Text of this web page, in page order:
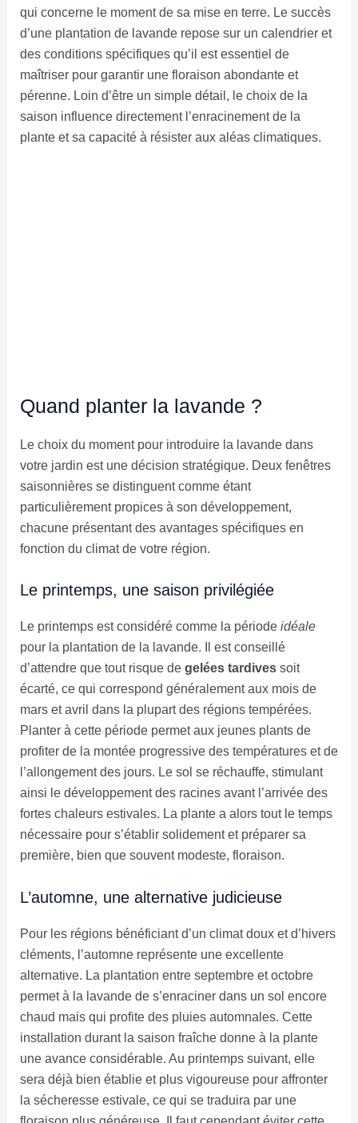
qui concerne le moment de sa mise en terre. Le succès
d’une plantation de lavande repose sur un calendrier et
des conditions spécifiques qu’il est essentiel de
maîtriser pour garantir une floraison abondante et
pérenne. Loin d’être un simple détail, le choix de la
saison influence directement l’enracinement de la
plante et sa capacité à résister aux aléas climatiques.
Quand planter la lavande ?
Le choix du moment pour introduire la lavande dans
votre jardin est une décision stratégique. Deux fenêtres
saisonnières se distinguent comme étant
particulièrement propices à son développement,
chacune présentant des avantages spécifiques en
fonction du climat de votre région.
Le printemps, une saison privilégiée
Le printemps est considéré comme la période idéale
pour la plantation de la lavande. Il est conseillé
d’attendre que tout risque de gelées tardivessoit
écarté, ce qui correspond généralement aux mois de
mars et avril dans la plupart des régions tempérées.
Planter à cette période permet aux jeunes plants de
profiter de la montée progressive des températures et de
l’allongement des jours. Le sol se réchauffe, stimulant
ainsi le développement des racines avant l’arrivée des
fortes chaleurs estivales. La plante a alors tout le temps
nécessaire pour s’établir solidement et préparer sa
première, bien que souvent modeste, floraison.
L’automne, une alternative judicieuse
Pour les régions bénéficiant d’un climat doux et d’hivers
cléments, l’automne représente une excellente
alternative. La plantation entre septembre et octobre
permet à la lavande de s’enraciner dans un sol encore
chaud mais qui profite des pluies automnales. Cette
installation durant la saison fraîche donne à la plante
une avance considérable. Au printemps suivant, elle
sera déjà bien établie et plus vigoureuse pour affronter
la sécheresse estivale, ce qui se traduira par une